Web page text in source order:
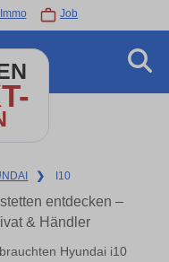
Immo Job
❯ I10
entdecken –
& Händler
Hyundai i10